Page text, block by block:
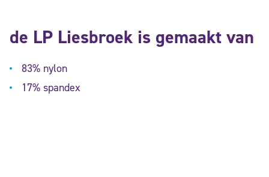
de LP Liesbroek is gemaakt van
83% nylon
17% spandex